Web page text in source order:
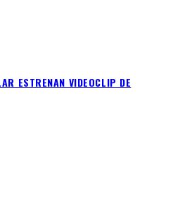
ESTRENAN VIDEOCLIP DE